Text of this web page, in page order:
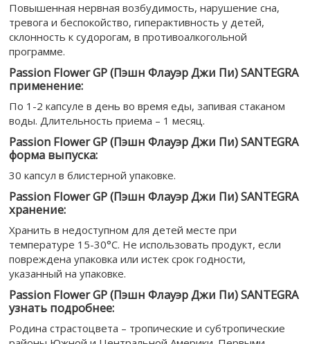
Повышенная нервная возбудимость, нарушение сна,
тревога и беспокойство, гиперактивность у детей,
склонность к судорогам, в противоалкогольной
программе.
Passion Flower GP (Пэшн Флауэр Джи Пи) SANTEGRA
применение:
По 1-2 капсуле в день во время еды, запивая стаканом
воды. Длительность приема – 1 месяц.
Passion Flower GP (Пэшн Флауэр Джи Пи) SANTEGRA
форма выпуска:
30 капсул в блистерной упаковке.
Passion Flower GP (Пэшн Флауэр Джи Пи) SANTEGRA
хранение:
Хранить в недоступном для детей месте при
температуре 15-30°С. Не использовать продукт, если
повреждена упаковка или истек срок годности,
указанный на упаковке.
Passion Flower GP (Пэшн Флауэр Джи Пи) SANTEGRA
узнать подробнее:
Родина страстоцвета – тропические и субтропические